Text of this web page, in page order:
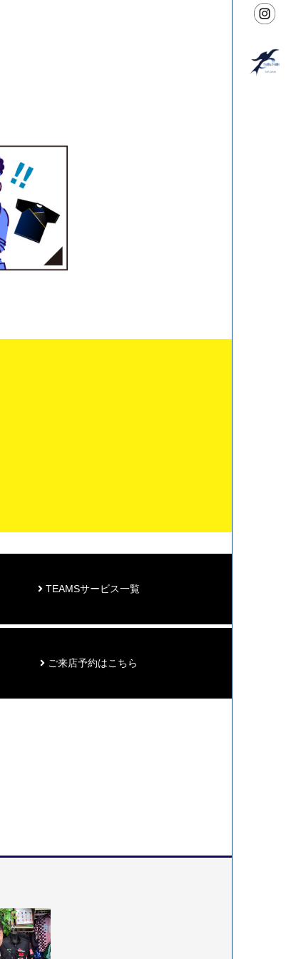
TEAMSサービス一覧
ご来店予約はこちら